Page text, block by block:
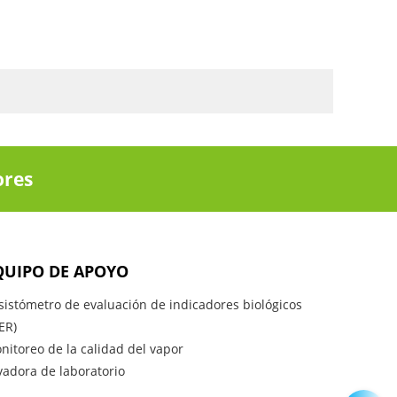
DE APOYO
de evaluación de indicadores biológicos
de la calidad del vapor
de laboratorio